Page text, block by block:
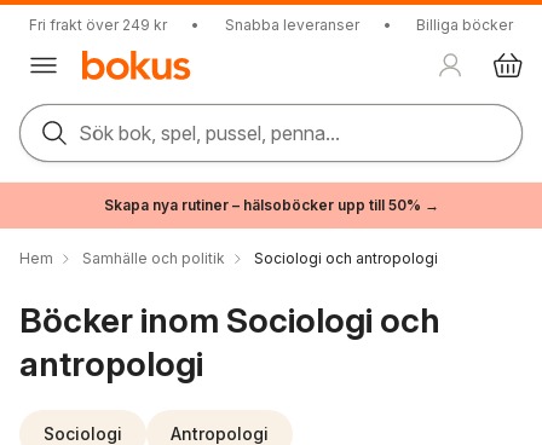
Fri frakt över 249 kr • Snabba leveranser • Billiga böcker
Sök bok, spel, pussel, penna...
Skapa nya rutiner – hälsoböcker upp till 50% →
Hem Samhälle och politik Sociologi och antropologi
Böcker inom Sociologi och
antropologi
Sociologi Antropologi